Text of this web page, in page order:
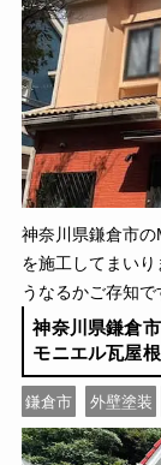
神奈川県鎌倉市
を施工してまい
うなるかご存知
ることも。 今回
神奈川県鎌倉
モニエル瓦屋
鎌倉市 外壁塗装